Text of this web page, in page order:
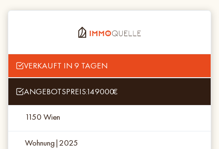
VERKAUFT IN 9 TAGEN
ANGEBOTSPREIS:149000€
1150 Wien
Wohnung|2025